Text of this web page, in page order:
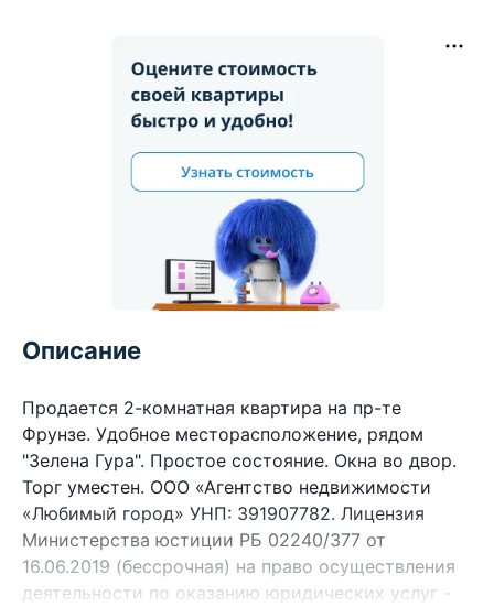
Описание
Продается 2-комнатная квартира на пр-те
Фрунзе. Удобное месторасположение, рядом
"Зелена Гура". Простое состояние. Окна во двор.
Торг уместен. ООО «Агентство недвижимости
«Любимый город» УНП: 391907782. Лицензия
Министерства юстиции РБ 02240/377 от
16.06.2019 (бессрочная) на право осуществления
деятельности по оказанию юридических услуг -